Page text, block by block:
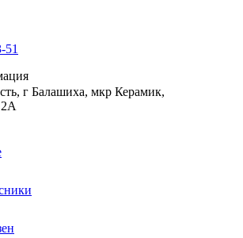
51
г Балашиха, мкр Керамик,
2А